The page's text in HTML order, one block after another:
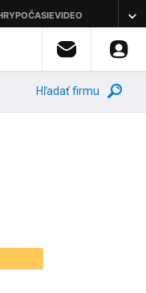
Hľadať firmu